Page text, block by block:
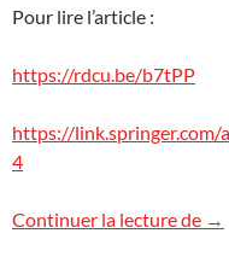
Pour lire l’article :
https://rdcu.be/b7tPP
https://
4
Continuer la lecture de →